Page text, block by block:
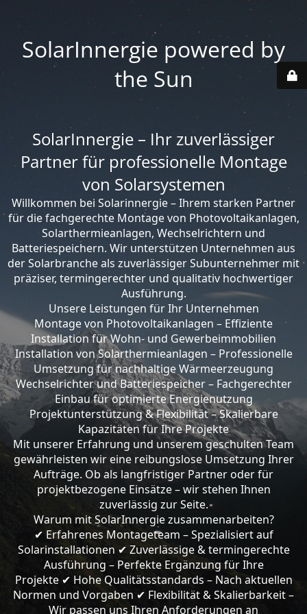
SolarInnergie powered by
the Sun
SolarInnergie – Ihr zuverlässiger
Partner für professionelle Montage
von Solarsystemen
Willkommen bei Solarinnergie – Ihrem starken Partner
für die fachgerechte Montage von Photovoltaikanlagen,
Solarthermieanlagen, Wechselrichtern und
Batteriespeichern. Wir unterstützen Unternehmen aus
der Solarbranche als zuverlässiger Subunternehmer mit
präziser, termingerechter und qualitativ hochwertiger
Ausführung.
Unsere Leistungen für Ihr Unternehmen
Montage von Photovoltaikanlagen – Effiziente
Installation für Wohn- und Gewerbeimmobilien
Installation von Solarthermieanlagen – Professionelle
Umsetzung für nachhaltige Wärmeerzeugung
Wechselrichter und Batteriespeicher – Fachgerechter
Einbau für optimierte Energienutzung
Projektunterstützung & Flexibilität – Skalierbare
Kapazitäten für Ihre Projekte
Mit unserer Erfahrung und unserem geschulten Team
gewährleisten wir eine reibungslose Umsetzung Ihrer
Aufträge. Ob als langfristiger Partner oder für
projektbezogene Einsätze – wir stehen Ihnen
zuverlässig zur Seite.
Warum mit SolarInnergie zusammenarbeiten?
✔ Erfahrenes Montageteam – Spezialisiert auf
Solarinstallationen ✔ Zuverlässige & termingerechte
Ausführung – Perfekte Ergänzung für Ihre
Projekte ✔ Hohe Qualitätsstandards – Nach aktuellen
Normen und Vorgaben ✔ Flexibilität & Skalierbarkeit –
Wir passen uns Ihren Anforderungen an